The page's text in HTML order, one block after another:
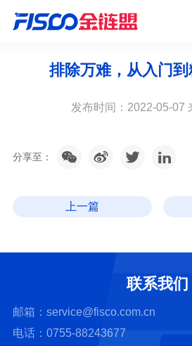
排除万难，从入门
发布时间：2022-05-07
分享至：
上一篇
联系我们
邮箱：service@fisco.com.cn
电话：0755-88243677